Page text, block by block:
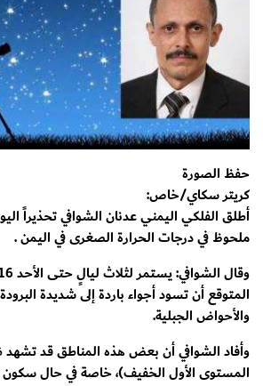
حفظ الصورة
كريتر سكاي/خاص:
أطلق الفلكي اليمني عدنان الشوافي تحذيراً
ملحوظ في درجات الحرارة الصغرى في اليمن .
المتوقع أن تسود أجواء باردة إلى شديدة
والأحواض الجبلية.
وأفاد الشوافي أن بعض هذه المناطق قد
المستوى الأول الخفيف)، خاصة في حال سكون